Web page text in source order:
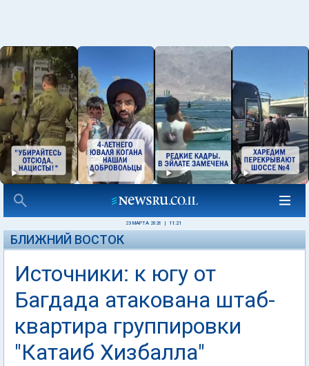
23 МАРТА 2026 11:21
БЛИЖНИЙ ВОСТОК
Источники: к югу от
Багдада атакована штаб-
квартира группировки
"Катаиб Хизбалла"